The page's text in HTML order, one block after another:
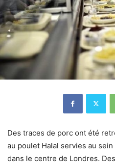
Des traces de porc ont été
au poulet Halal servies au
dans le centre de Londres.